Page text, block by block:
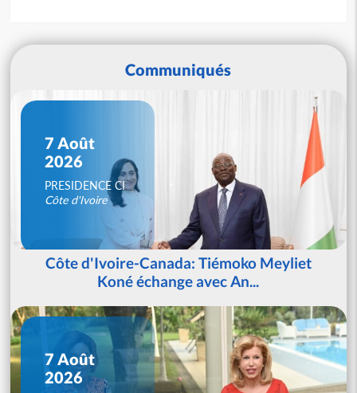
Communiqués
7 Août
2026
PRESIDENCE CI
Côte d'Ivoire
Côte d'Ivoire-Canada: Tiémoko Meyliet
Koné échange avec An...
7 Août
2026